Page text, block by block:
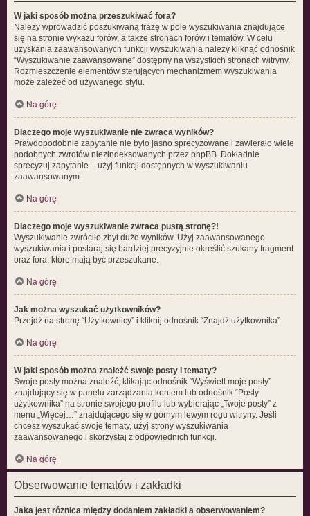
W jaki sposób można przeszukiwać fora?
Należy wprowadzić poszukiwaną frazę w pole wyszukiwania znajdujące
się na stronie wykazu forów, a także stronach forów i tematów. W celu
uzyskania zaawansowanych funkcji wyszukiwania należy kliknąć odnośnik
“Wyszukiwanie zaawansowane” dostępny na wszystkich stronach witryny.
Rozmieszczenie elementów sterujących mechanizmem wyszukiwania
może zależeć od używanego stylu.
Na górę
Dlaczego moje wyszukiwanie nie zwraca wyników?
Prawdopodobnie zapytanie nie było jasno sprecyzowane i zawierało wiele
podobnych zwrotów niezindeksowanych przez phpBB. Dokładnie
sprecyzuj zapytanie – użyj funkcji dostępnych w wyszukiwaniu
zaawansowanym.
Na górę
Dlaczego moje wyszukiwanie zwraca pustą stronę?!
Wyszukiwanie zwróciło zbyt dużo wyników. Użyj zaawansowanego
wyszukiwania i postaraj się bardziej precyzyjnie określić szukany fragment
oraz fora, które mają być przeszukane.
Na górę
Jak można wyszukać użytkowników?
Przejdź na stronę “Użytkownicy” i kliknij odnośnik “Znajdź użytkownika”.
Na górę
W jaki sposób można znaleźć swoje posty i tematy?
Swoje posty można znaleźć, klikając odnośnik “Wyświetl moje posty”
znajdujący się w panelu zarządzania kontem lub odnośnik “Posty
użytkownika” na stronie swojego profilu lub wybierając „Twoje posty” z
menu „Więcej…” znajdującego się w górnym lewym rogu witryny. Jeśli
chcesz wyszukać swoje tematy, użyj strony wyszukiwania
zaawansowanego i skorzystaj z odpowiednich funkcji.
Na górę
Obserwowanie tematów i zakładki
Jaka jest różnica między dodaniem zakładki a obserwowaniem?